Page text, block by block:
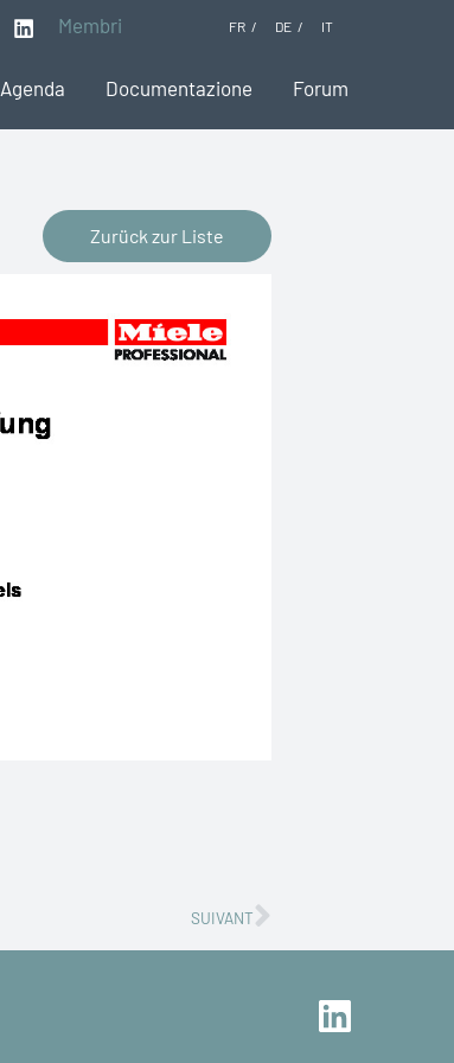
Membri FR DE IT
Agenda Documentazione Forum
Zurück zur Liste
SUIVANTSuccessivo